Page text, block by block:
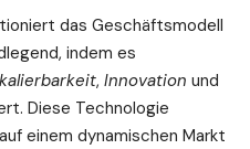
das Geschäftsmodell
indem es
, Innovation und
Diese Technologie
einem dynamischen Markt